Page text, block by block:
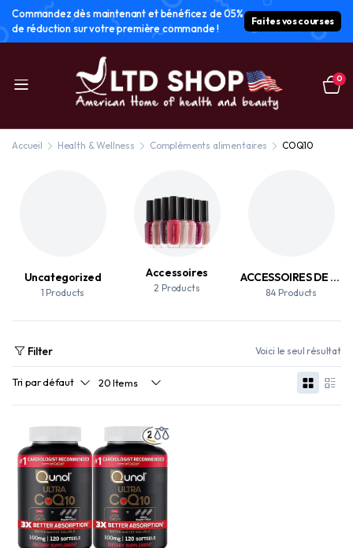
Commandez dès maintenant et bénéficez de 05%
de réduction sur votre première commande !
Faites vos courses
0
Accueil Health & Wellness Compléments alimentaires COQ10
Uncategorized
1 Products
Accessoires
2 Products
ACCESSOIRES DE MAQUILLAGE
84 Products
Filter Voici le seul résultat